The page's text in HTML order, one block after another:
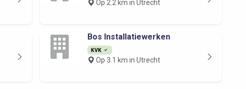
Op 2.2 km in Utrecht
Bos Installatiewerken
KVK
Op 3.1 km in Utrecht